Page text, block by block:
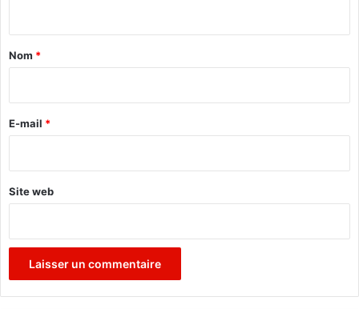
o
n
a
e
Nom *
E-mail *
Site web